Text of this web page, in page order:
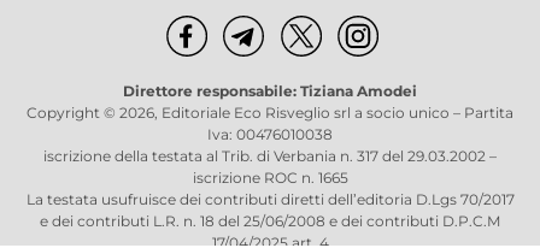
Direttore responsabile: Tiziana Amodei
Copyright © 2026, Editoriale Eco Risveglio srl a socio unico – Partita
Iva: 00476010038
iscrizione della testata al Trib. di Verbania n. 317 del 29.03.2002 –
iscrizione ROC n. 1665
La testata usufruisce dei contributi diretti dell’editoria D.Lgs 70/2017
e dei contributi L.R. n. 18 del 25/06/2008 e dei contributi D.P.C.M
17/04/2025 art. 4